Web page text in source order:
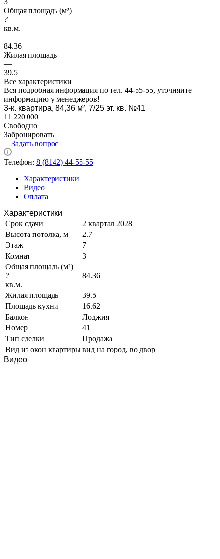
Общая площадь (м²)
?
кв.м.
—
84.36
Жилая площадь
—
39.5
Все характеристики
Вся подробная информация по тел. 44-55-55, уточняйте
информацию у менеджеров!
3-к. квартира, 84,36 м², 7/25 эт. кв. №41
11 220 000
Свободно
Забронировать
Задать вопрос
Телефон: 8 (8142) 44-55-55
Характеристики
Видео
Оплата
Характеристики
Срок сдачи
2 квартал 2028
Высота потолка, м
2.7
Этаж
7
Комнат
3
Общая площадь (м²)
?
кв.м.
84.36
Жилая площадь
39.5
Площадь кухни
16.62
Балкон
Лоджия
Номер
41
Тип сделки
Продажа
Вид из окон квартиры вид на город, во двор
Видео